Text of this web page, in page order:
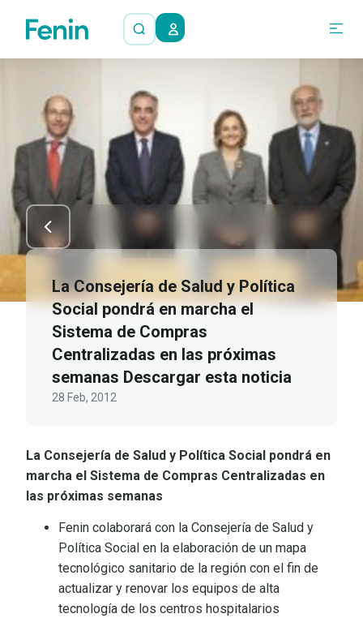
La Consejería de Salud y Política
Social pondrá en marcha el
Sistema de Compras
Centralizadas en las próximas
semanas Descargar esta noticia
28 Feb, 2012
La Consejería de Salud y Política Social pondrá en
marcha el Sistema de Compras Centralizadas en
las próximas semanas
Fenin colaborará con la Consejería de Salud y
Política Social en la elaboración de un mapa
tecnológico sanitario de la región con el fin de
actualizar y renovar los equipos de alta
tecnología de los centros hospitalarios